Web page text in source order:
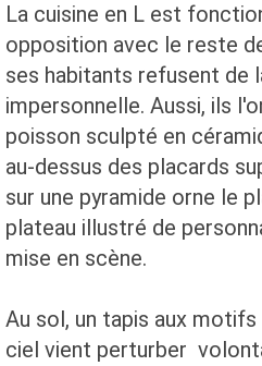
La cuisine en L est
opposition avec le reste
ses habitants refusent de
impersonnelle. Aussi, ils
poisson sculpté en
au-dessus des placards
sur une pyramide orne le
plateau illustré de
mise en scène.
Au sol, un tapis aux
ciel vient perturber